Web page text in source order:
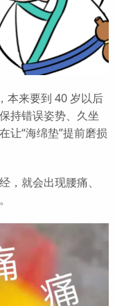
来要到 40 岁以后
持错误姿势、久坐
让“海绵垫”提前磨损
就会出现腰痛、